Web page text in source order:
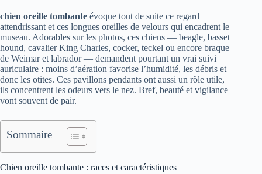
chien oreille tombante évoque tout de suite ce regard
attendrissant et ces longues oreilles de velours qui encadrent le
museau. Adorables sur les photos, ces chiens — beagle, basset
hound, cavalier King Charles, cocker, teckel ou encore braque
de Weimar et labrador — demandent pourtant un vrai suivi
auriculaire : moins d’aération favorise l’humidité, les débris et
donc les otites. Ces pavillons pendants ont aussi un rôle utile,
ils concentrent les odeurs vers le nez. Bref, beauté et vigilance
vont souvent de pair.
Sommaire
Chien oreille tombante : races et caractéristiques